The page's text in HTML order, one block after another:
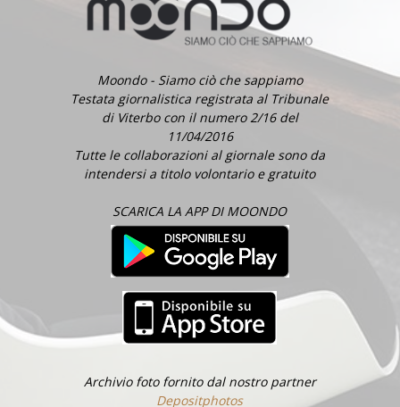
Moondo - Siamo ciò che sappiamo
Testata giornalistica registrata al Tribunale
di Viterbo con il numero 2/16 del
11/04/2016
Tutte le collaborazioni al giornale sono da
intendersi a titolo volontario e gratuito
SCARICA LA APP DI MOONDO
Archivio foto fornito dal nostro partner
Depositphotos